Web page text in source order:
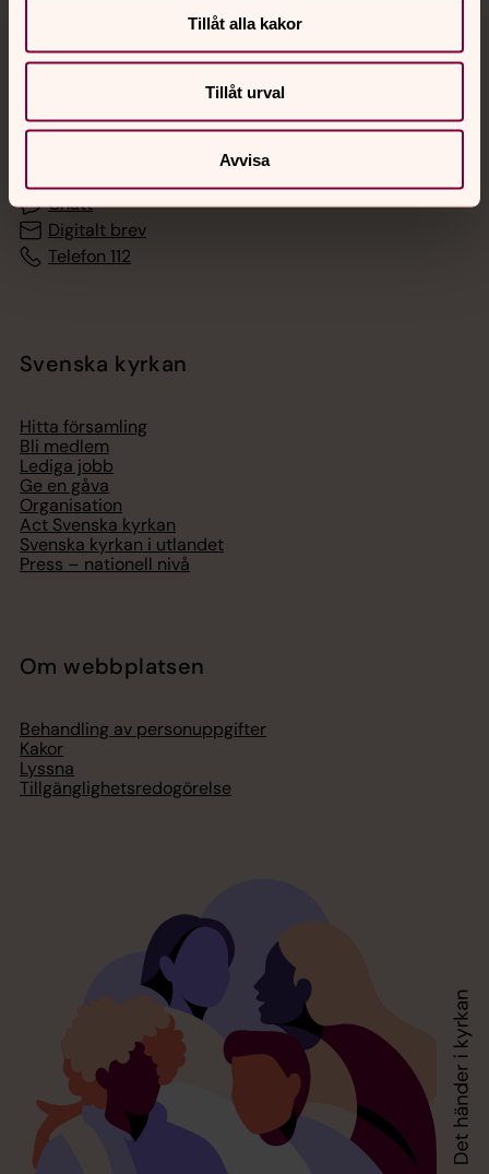
Tillåt alla kakor
Tillåt urval
Avvisa
Jourhavande präst
Akut samtals- och krisstöd. Prata eller chatta anonymt
med en präst på kvällar och nätter.
Chatt
Digitalt brev
Telefon 112
Svenska kyrkan
Hitta församling
Bli medlem
Lediga jobb
Ge en gåva
Organisation
Act Svenska kyrkan
Svenska kyrkan i utlandet
Press – nationell nivå
Om webbplatsen
Behandling av personuppgifter
Kakor
Lyssna
Tillgänglighetsredogörelse